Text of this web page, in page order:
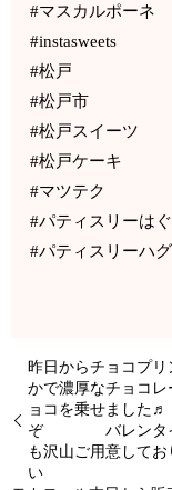
#マスカルポーネ
#instasweets
#松戸
#松戸市
#松戸スイーツ
#松戸ケーキ
#マツテク
#パティスリーは
#パティスリーハグ
昨日からチョコ
かで濃厚なチョコ
ョコを乗せまし
ぞ バレンタイン
も沢山ご用意し
い